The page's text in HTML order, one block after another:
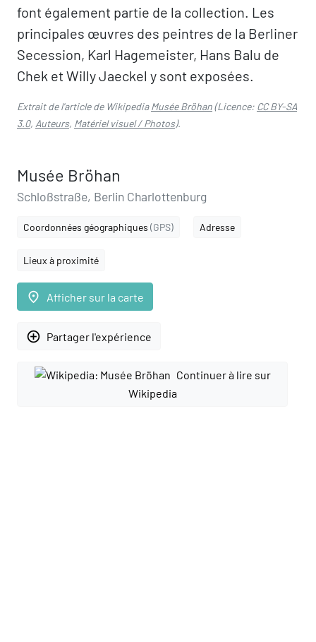
font également partie de la collection. Les
principales œuvres des peintres de la Berliner
Secession, Karl Hagemeister, Hans Balu de
Chek et Willy Jaeckel y sont exposées.
Extrait de l'article de WikipediaMusée Bröhan(Licence: CC BY-SA
3.0, Auteurs, Matériel visuel / Photos).
Musée Bröhan
Schloßstraße, Berlin Charlottenburg
Coordonnées géographiques (GPS) Adresse
Lieux à proximité
place Afficher sur la carte
add_circle_outline Partager l'expérience
Continuer à lire sur
Wikipedia